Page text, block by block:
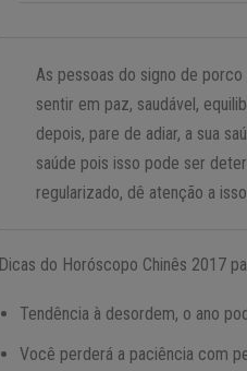
As pessoas do signo de
sentir em paz, saudável,
depois, pare de adiar, a sua
saúde pois isso pode ser
regularizado, dê atenção a
Dicas do Horóscopo Chinês 2017
Tendência à desordem, o ano
Você perderá a paciência com